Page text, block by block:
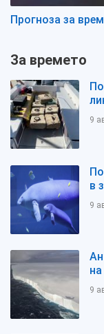
Прогноза за
За времето
9
в
9
9